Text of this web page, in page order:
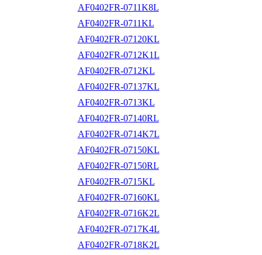
AF0402FR-0711K8L
AF0402FR-0711KL
AF0402FR-07120KL
AF0402FR-0712K1L
AF0402FR-0712KL
AF0402FR-07137KL
AF0402FR-0713KL
AF0402FR-07140RL
AF0402FR-0714K7L
AF0402FR-07150KL
AF0402FR-07150RL
AF0402FR-0715KL
AF0402FR-07160KL
AF0402FR-0716K2L
AF0402FR-0717K4L
AF0402FR-0718K2L